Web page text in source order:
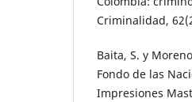
Criminalidad,
Baita, S. y
Fondo de las
Impresiones